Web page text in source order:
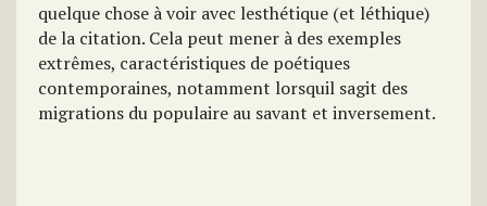
quelque chose à voir avec lesthétique (et léthique)
de la citation. Cela peut mener à des exemples
extrêmes, caractéristiques de poétiques
contemporaines, notamment lorsquil sagit des
migrations du populaire au savant et inversement.